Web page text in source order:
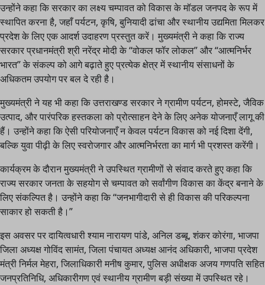
उन्होंने कहा कि सरकार का लक्ष्य चम्पावत को विकास के मॉडल जनपद के रूप में
स्थापित करना है, जहाँ पर्यटन, कृषि, बुनियादी ढांचा और स्थानीय उद्यमिता मिलकर
प्रदेश के लिए एक आदर्श उदाहरण प्रस्तुत करें। मुख्यमंत्री ने कहा कि राज्य
सरकार प्रधानमंत्री श्री नरेंद्र मोदी के “वोकल फॉर लोकल” और “आत्मनिर्भर
भारत” के संकल्प को आगे बढ़ाते हुए प्रत्येक क्षेत्र में स्थानीय संसाधनों के
अधिकतम उपयोग पर बल दे रही है।
मुख्यमंत्री ने यह भी कहा कि उत्तराखण्ड सरकार ने ग्रामीण पर्यटन, होमस्टे, जैविक
उत्पाद, और पारंपरिक हस्तकला को प्रोत्साहन देने के लिए अनेक योजनाएँ लागू की
हैं। उन्होंने कहा कि ऐसी परियोजनाएँ न केवल पर्यटन विकास को नई दिशा देंगी,
बल्कि युवा पीढ़ी के लिए स्वरोजगार और आत्मनिर्भरता का मार्ग भी प्रशस्त करेंगी।
कार्यक्रम के दौरान मुख्यमंत्री ने उपस्थित ग्रामीणों से संवाद करते हुए कहा कि
राज्य सरकार जनता के सहयोग से चम्पावत को सर्वांगीण विकास का केंद्र बनाने के
लिए संकल्पित है। उन्होंने कहा कि “जनभागीदारी से ही विकास की परिकल्पना
साकार हो सकती है।”
इस अवसर पर दायित्वधारी श्याम नारायण पांडे, अनिल डब्बू, शंकर कोरंगा, भाजपा
जिला अध्यक्ष गोविंद सामंत, जिला पंचायत अध्यक्ष आनंद अधिकारी, भाजपा प्रदेश
मंत्री निर्मल मेहरा, जिलाधिकारी मनीष कुमार, पुलिस अधीक्षक अजय गणपति सहित
जनप्रतिनिधि, अधिकारीगण एवं स्थानीय ग्रामीण बड़ी संख्या में उपस्थित रहे।